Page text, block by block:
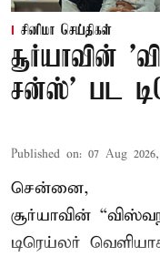
சினிமா செய்திகள்
சூர்யாவின்
சன்ஸ்' பட
Published on: 07 Aug
சென்னை,
சூர்யாவின் “
டிரெய்லர்